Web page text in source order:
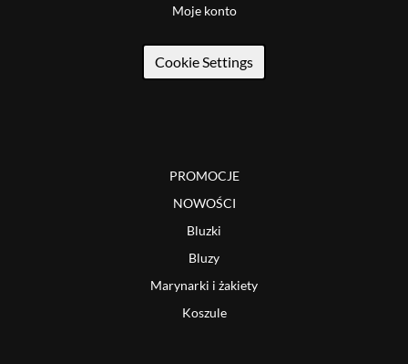
Moje konto
Cookie Settings
PROMOCJE
NOWOŚCI
Bluzki
Bluzy
Marynarki i żakiety
Koszule